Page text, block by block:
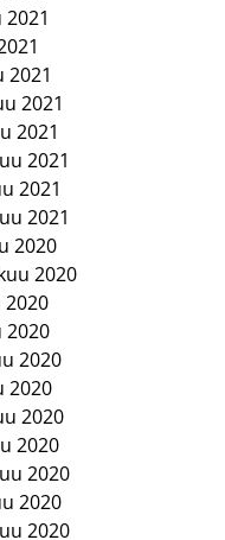
2021
2021
2021
2021
2021
2021
2020
2020
2020
2020
2020
2020
2020
2020
2020
2020
2020